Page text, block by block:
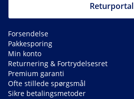
Returportal
Forsendelse
Pakkesporing
Min konto
Returnering & Fortrydelsesret
Premium garanti
Ofte stillede spørgsmål
Sikre betalingsmetoder